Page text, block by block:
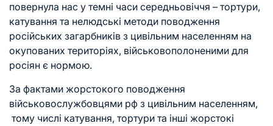
повернула нас у темні часи середньовіччя – тортури,
катування та нелюдські методи поводження
російських загарбників з цивільним населенням на
окупованих територіях, військовополоненими для
росіян є нормою.
За фактами жорстокого поводження
військовослужбовцями рф з цивільним населенням,
тому числі катування, тортури та інші жорстокі